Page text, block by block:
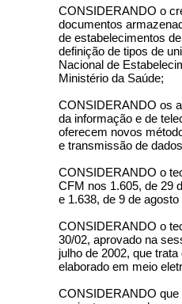
CONSIDERANDO o
documentos
de estabelecimentos
definição de tipos de
Nacional de
Ministério da Saúde;
CONSIDERANDO os
da informação e de
oferecem novos
e transmissão de
CONSIDERANDO o
CFM nos 1.605, de 29
e 1.638, de 9 de agosto
CONSIDERANDO o
30/02, aprovado na
julho de 2002, que
elaborado em meio
CONSIDERANDO que